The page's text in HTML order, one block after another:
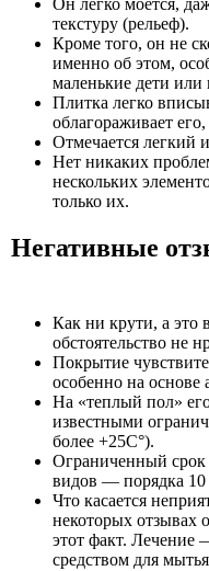
текстуру (рельеф).
Кроме того, он не
именно об этом,
маленькие дети или
Плитка легко
облагораживает
Отмечается легкий
Нет никаких
нескольких
только их.
Негативные
Как ни крути, а это
обстоятельство не
Покрытие
особенно на основе
На «теплый пол»
известными
более +25С°).
Ограниченный срок
видов — порядка 10
Что касается
некоторых отзывах
этот факт.
средством для